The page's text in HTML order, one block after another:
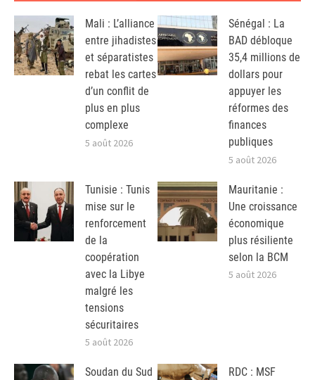
Mali : L’alliance
entre jihadistes
et séparatistes
rebat les cartes
d’un conflit de
plus en plus
complexe
5 août 2026
Sénégal : La
BAD débloque
35,4 millions de
dollars pour
appuyer les
réformes des
finances
publiques
5 août 2026
Tunisie : Tunis
mise sur le
renforcement
de la
coopération
avec la Libye
malgré les
tensions
sécuritaires
5 août 2026
Mauritanie :
Une croissance
économique
plus résiliente
selon la BCM
5 août 2026
Soudan du Sud
RDC : MSF